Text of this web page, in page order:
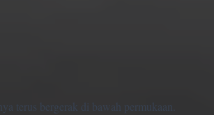
terus bergerak di bawah permukaan.